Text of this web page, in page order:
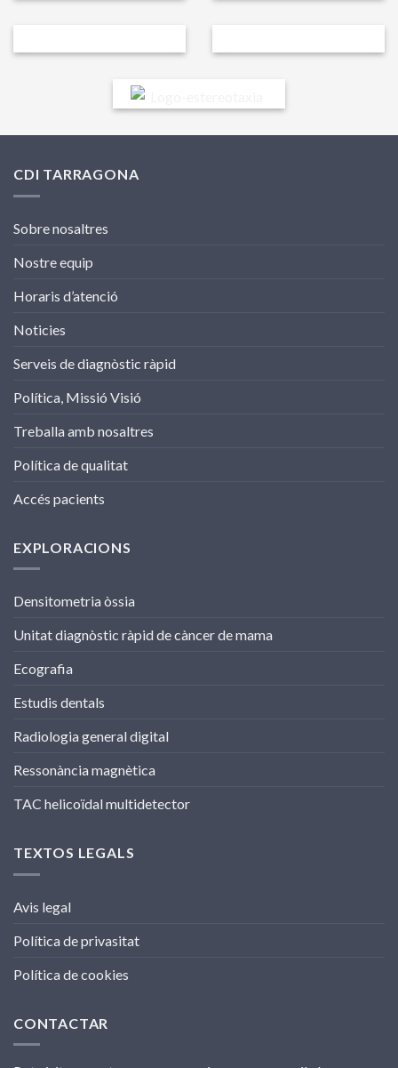
CDI TARRAGONA
Sobre nosaltres
Nostre equip
Horaris d’atenció
Noticies
Serveis de diagnòstic ràpid
Política, Missió Visió
Treballa amb nosaltres
Política de qualitat
Accés pacients
EXPLORACIONS
Densitometria òssia
Unitat diagnòstic ràpid de càncer de mama
Ecografia
Estudis dentals
Radiologia general digital
Ressonància magnètica
TAC helicoïdal multidetector
TEXTOS LEGALS
Avis legal
Política de privasitat
Política de cookies
CONTACTAR